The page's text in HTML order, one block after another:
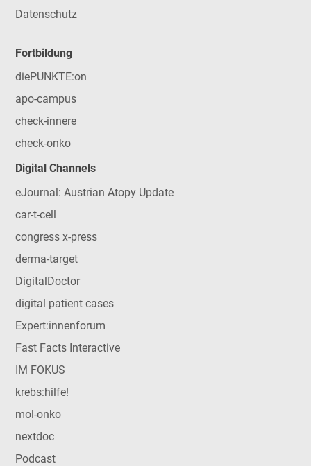
Datenschutz
Fortbildung
diePUNKTE:on
apo-campus
check-innere
check-onko
Digital Channels
eJournal: Austrian Atopy Update
car-t-cell
congress x-press
derma-target
DigitalDoctor
digital patient cases
Expert:innenforum
Fast Facts Interactive
IM FOKUS
krebs:hilfe!
mol-onko
nextdoc
Podcast